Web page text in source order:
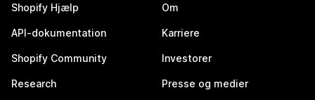
Shopify Hjælp
API-dokumentation
Shopify Community
Research
Om
Karriere
Investorer
Presse og medier